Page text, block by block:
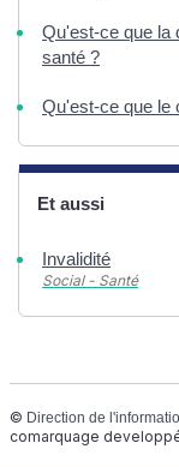
Qu'est-ce que la
santé ?
Qu'est-ce que le
Et aussi
Invalidité
Social - Santé
© Direction de
comarquage